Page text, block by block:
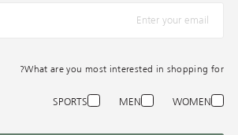
*البريد الإلكترونيّ
What are you most interested in shopping for?
WOMEN
MEN
SPORTS